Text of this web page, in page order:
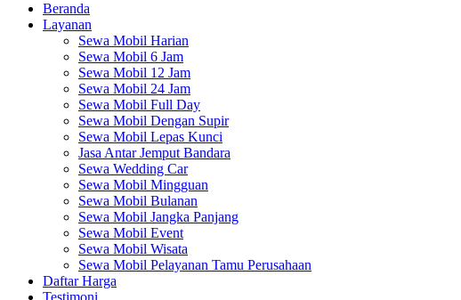
Beranda
Layanan
Sewa Mobil Harian
Sewa Mobil 6 Jam
Sewa Mobil 12 Jam
Sewa Mobil 24 Jam
Sewa Mobil Full Day
Sewa Mobil Dengan Supir
Sewa Mobil Lepas Kunci
Jasa Antar Jemput Bandara
Sewa Wedding Car
Sewa Mobil Mingguan
Sewa Mobil Bulanan
Sewa Mobil Jangka Panjang
Sewa Mobil Event
Sewa Mobil Wisata
Sewa Mobil Pelayanan Tamu Perusahaan
Daftar Harga
Testimoni